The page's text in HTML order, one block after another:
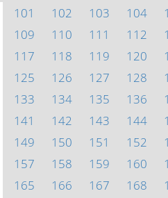
101
102 103 104
109
110 111 112
117
118 119 120
125
126 127 128
133
134 135 136
141
142 143 144
149
150 151 152
157
158 159 160
165
166 167 168